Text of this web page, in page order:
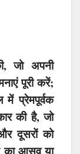
जो अपनी
पूरी करें;
प्रेमपूर्वक
की है, जो
दूसरों को
का आसव या